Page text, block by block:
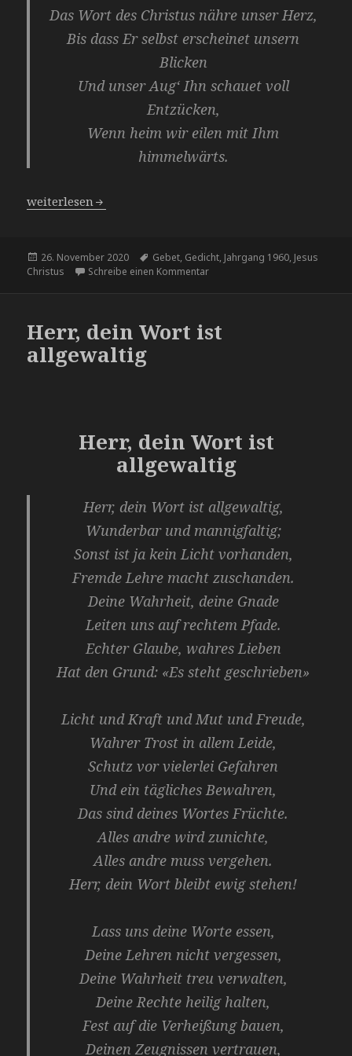
Das Wort des Christus nähre unser Herz,
Bis dass Er selbst erscheinet unsern
Blicken
Und unser Aug‘ Ihn schauet voll
Entzücken,
Wenn heim wir eilen mit Ihm
himmelwärts.
Das Wort des Christus nähre unser Herz
weiterlesen
Veröffentlicht
am
26. November 2020 Schlagwörter
Gebet, Gedicht, Jahrgang 1960, Jesus
Christus
Schreibe einen Kommentarzu Das Wort des Christus
Herr, dein Wort ist
allgewaltig
Herr, dein Wort ist
allgewaltig
Herr, dein Wort ist allgewaltig,
Wunderbar und mannigfaltig;
Sonst ist ja kein Licht vorhanden,
Fremde Lehre macht zuschanden.
Deine Wahrheit, deine Gnade
Leiten uns auf rechtem Pfade.
Echter Glaube, wahres Lieben
Hat den Grund: «Es steht geschrieben»
Licht und Kraft und Mut und Freude,
Wahrer Trost in allem Leide,
Schutz vor vielerlei Gefahren
Und ein tägliches Bewahren,
Das sind deines Wortes Früchte.
Alles andre wird zunichte,
Alles andre muss vergehen.
Herr, dein Wort bleibt ewig stehen!
Lass uns deine Worte essen,
Deine Lehren nicht vergessen,
Deine Wahrheit treu verwalten,
Deine Rechte heilig halten,
Fest auf die Verheißung bauen,
Deinen Zeugnissen vertrauen,